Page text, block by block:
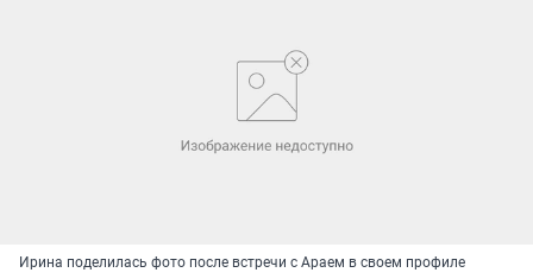
Ирина поделилась фото после встречи с Араем в своем профиле